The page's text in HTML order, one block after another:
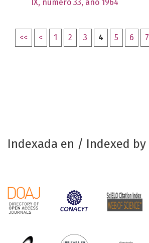
IX, número 33, año 1964
<< < 1 2 3 4 5 6 7
Indexada en / Indexed by